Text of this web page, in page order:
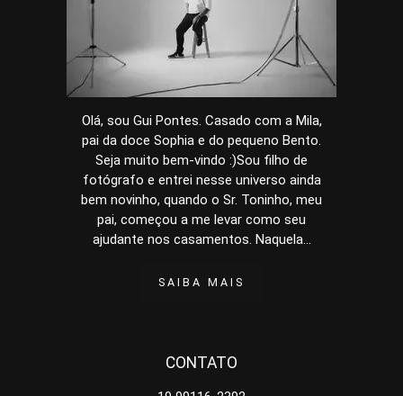
Olá, sou Gui Pontes. Casado com a Mila,
pai da doce Sophia e do pequeno Bento.
Seja muito bem-vindo :)Sou filho de
fotógrafo e entrei nesse universo ainda
bem novinho, quando o Sr. Toninho, meu
pai, começou a me levar como seu
ajudante nos casamentos. Naquela...
SAIBA MAIS
CONTATO